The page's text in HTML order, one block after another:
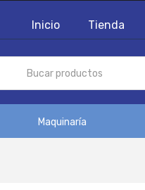
Inicio Tienda
Maquinaría